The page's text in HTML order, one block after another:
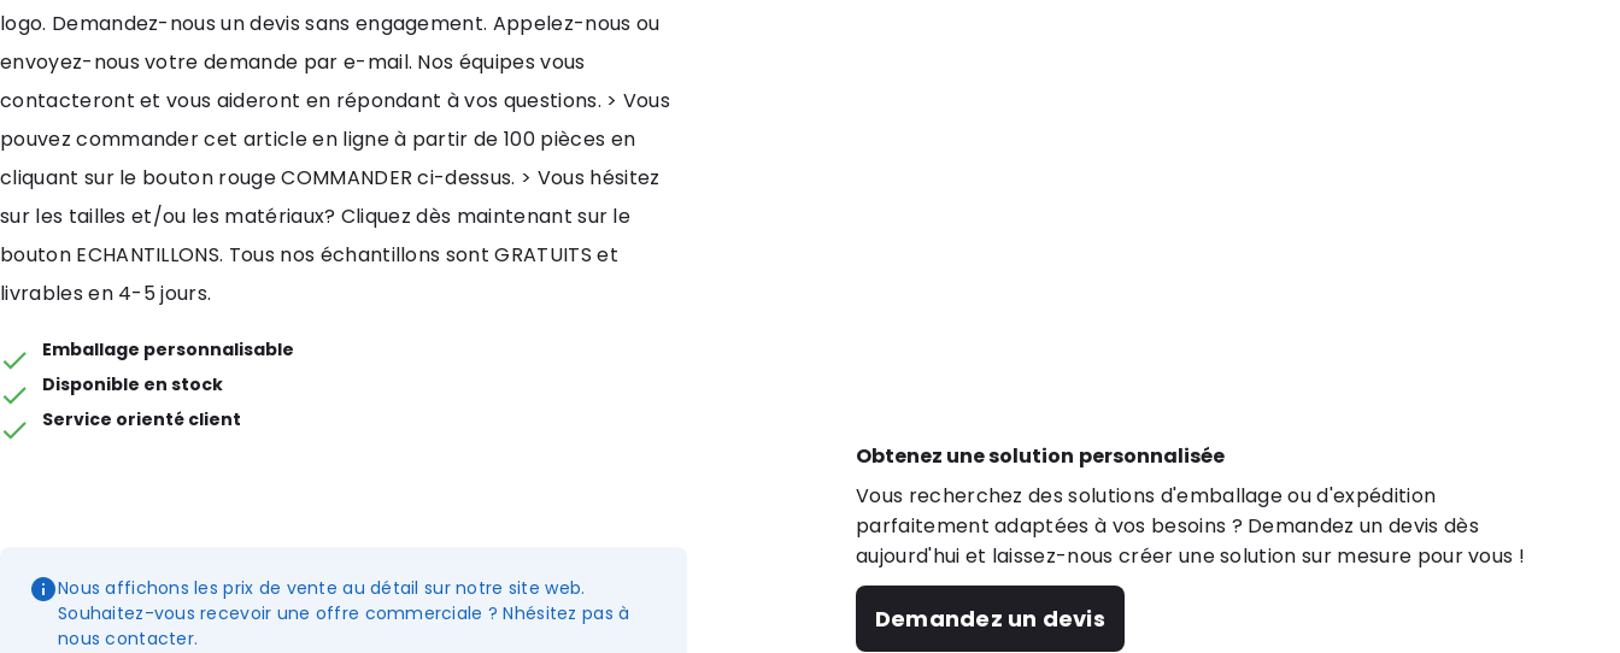
Obtenez une solution personnalisée
Vous recherchez des solutions d'emballage ou d'expédition
parfaitement adaptées à vos besoins ? Demandez un devis dès
aujourd'hui et laissez-nous créer une solution sur mesure pour vous !
Demandez un devis
logo. Demandez-nous un devis sans engagement. Appelez-nous ou
envoyez-nous votre demande par e-mail. Nos équipes vous
contacteront et vous aideront en répondant à vos questions. > Vous
pouvez commander cet article en ligne à partir de 100 pièces en
cliquant sur le bouton rouge COMMANDER ci-dessus. > Vous hésitez
sur les tailles et/ou les matériaux? Cliquez dès maintenant sur le
bouton ECHANTILLONS. Tous nos échantillons sont GRATUITS et
livrables en 4-5 jours.
Emballage personnalisable
Disponible en stock
Service orienté client
Nous affichons les prix de vente au détail sur notre site web.
Souhaitez-vous recevoir une offre commerciale ? Nhésitez pas à
nous contacter.